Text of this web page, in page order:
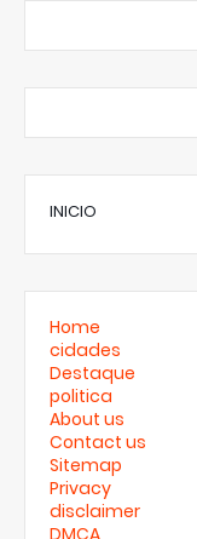
INICIO
Home
cidades
Destaque
politica
About us
Contact us
Sitemap
Privacy
disclaimer